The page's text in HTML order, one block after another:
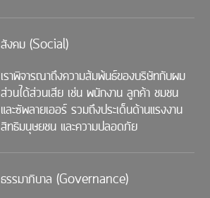
สังคม (Social)
เราพิจารณาถึงความส้มพ้นธ์ของบริษัทกับผม
ส่วนได้ส่วนเสีย เช่น พนักงาน ลูกค้า ชมชน
และซัพลายเออร์ รวมถึงประเด็นด้านแรงงาน
สิทธิมนุษยชน และความปลอดภัย
ธรรมาภิบาล (Governance)